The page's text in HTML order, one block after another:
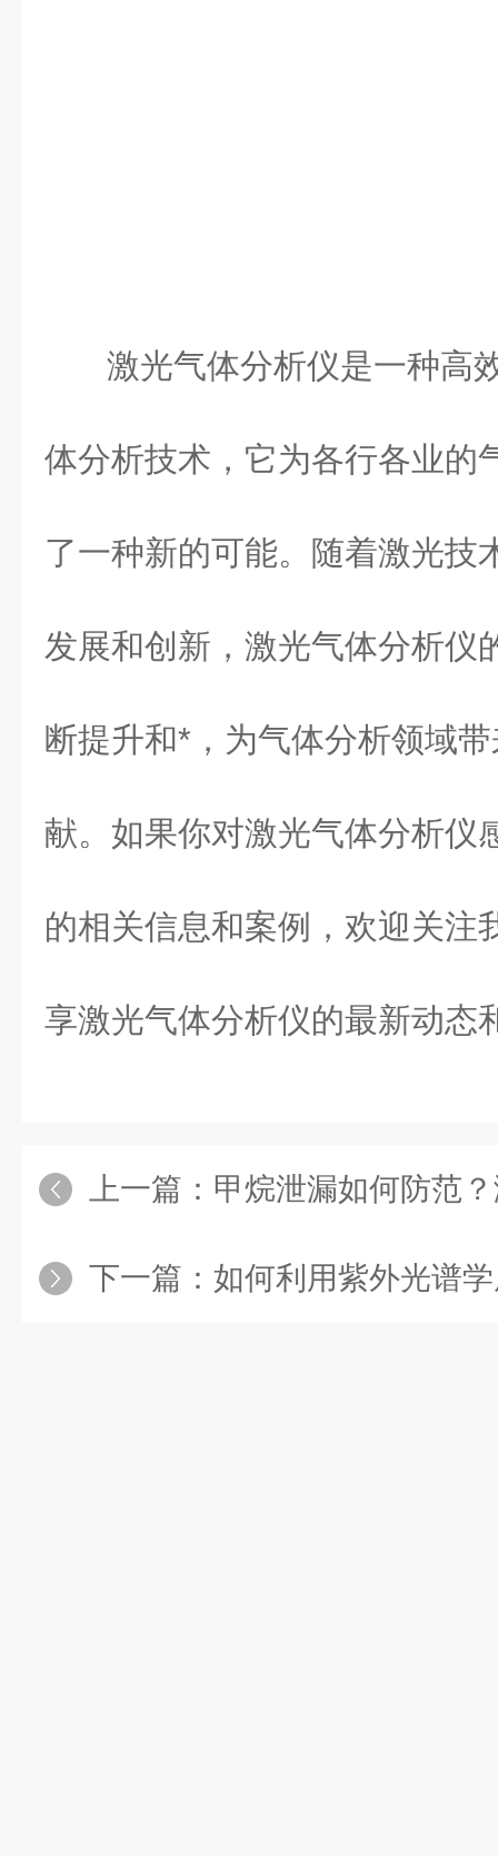
激光气体分析仪是一种高
体分析技术，它为各行各业的
了一种新的可能。随着激光技
发展和创新，激光气体分析仪
断提升和*，为气体分析领域
献。如果你对激光气体分析仪
的相关信息和案例，欢迎关注
享激光气体分析仪的最新动态
上一篇： 甲烷泄漏如何防范？激光甲
下一篇： 如何利用紫外光谱学原理进行气